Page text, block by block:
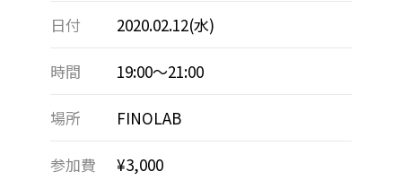
日付 2020.02.12(水)
時間 19:00～21:00
場所 FINOLAB
参加費 ¥3,000